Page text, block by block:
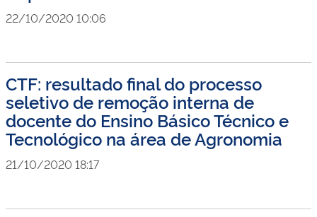
22/10/2020 10:06
CTF: resultado final do processo
seletivo de remoção interna de
docente do Ensino Básico Técnico e
Tecnológico na área de Agronomia
21/10/2020 18:17